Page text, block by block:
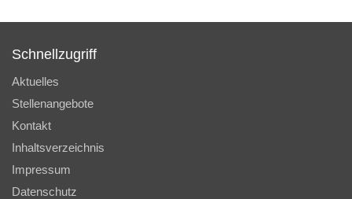
Schnellzugriff
Aktuelles
Stellenangebote
Kontakt
Inhaltsverzeichnis
Impressum
Datenschutz